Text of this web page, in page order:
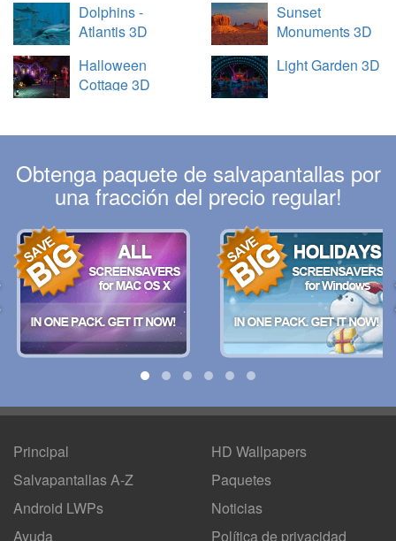
Dolphins -
Atlantis 3D
Sunset
Monuments 3D
Halloween
Cottage 3D
Light Garden 3D
Obtenga paquete de salvapantallas por
una fracción del precio regular!
Principal
Salvapantallas A-Z
Android LWPs
HD Wallpapers
Paquetes
Noticias
Ayuda
Política de privacidad